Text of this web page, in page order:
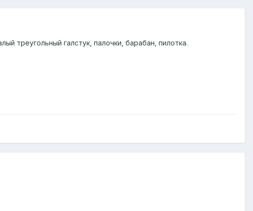
треугольный галстук, палочки, барабан, пилотка.